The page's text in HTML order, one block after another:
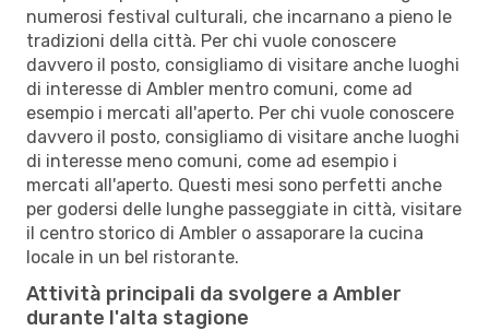
numerosi festival culturali, che incarnano a pieno le
tradizioni della città. Per chi vuole conoscere
davvero il posto, consigliamo di visitare anche luoghi
di interesse di Ambler mentro comuni, come ad
esempio i mercati all'aperto. Per chi vuole conoscere
davvero il posto, consigliamo di visitare anche luoghi
di interesse meno comuni, come ad esempio i
mercati all'aperto. Questi mesi sono perfetti anche
per godersi delle lunghe passeggiate in città, visitare
il centro storico di Ambler o assaporare la cucina
locale in un bel ristorante.
Attività principali da svolgere a Ambler
durante l'alta stagione